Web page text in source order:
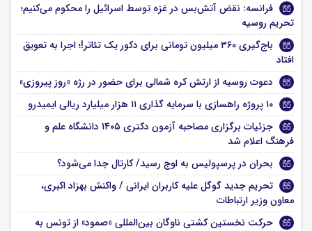
فرانسه: نقض آتش‌بس در غزه توسط اسرائیل را محکوم می‌کنیم؛
تحریم روسیه
باج‌گیری ۳۶۰ میلیون تومانی برای دکور یک تئاتر!؛ اجرا به تعویق
افتاد
دعوت روسیه از ارتش کره شمالی برای حضور در رژه «روز پیروزی»
۱۰ پروژه راهسازی با سرمایه گذاری ۱۱ هزار میلیارد ریالی ایمیدرو
جزئیات برگزاری مصاحبه آزمون دکتری ۱۴۰۵ دانشگاه علم و
فرهنگ اعلام شد
بحران در پرسپولیس به اوج رسید/ کارتال جدا می‌شود؟
تحریم جدید گوگل علیه کاربران ایرانی / واکنش بهزاد اکبری،
معاون وزیر ارتباطات
حرکت نخستین کشتی ناوگان بین‌المللی «صمود» از تونس به